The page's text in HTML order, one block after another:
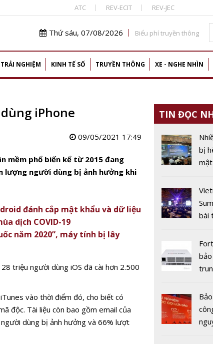
ATC REV-ECIT REV-JEC
Thứ sáu, 07/08/2026 Biểu phí truyền thông
TRẢI NGHIỆM KINH TẾ SỐ TRUYỀN THÔNG XE - NGHE NHÌN
iPhone
09/05/2021 17:49
mềm phổ biến kể từ 2015 đang
lượng người dùng bị ảnh hưởng khi
đánh cắp mật khẩu và dữ liệu
dịch COVID-19
năm 2020”, máy tính bị lây
triệu người dùng iOS đã cài hơn 2.500
vào thời điểm đó, cho biết có
độc. Tài liệu còn bao gồm email của
dùng bị ảnh hưởng và 66% lượt
TIN ĐỌC
bị
vận
bài
cơ
mô